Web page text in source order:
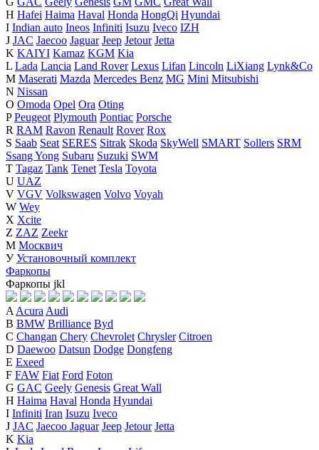
H Hafei Haima Haval Honda HongQi Hyundai
I Indian auto Ineos Infiniti Isuzu Iveco IZH
J JAC Jaecoo Jaguar Jeep Jetour Jetta
K KAIYI Kamaz KGM Kia
L Lada Lancia Land Rover Lexus Lifan Lincoln LiXiang Lynk&Co
M Maserati Mazda Mercedes Benz MG Mini Mitsubishi
N Nissan
O Omoda Opel Ora Oting
P Peugeot Plymouth Pontiac Porsche
R RAM Ravon Renault Rover Rox
S Saab Seat SERES Sitrak Skoda SkyWell SMART Sollers SRM
Ssang Yong Subaru Suzuki SWM
T Tagaz Tank Tenet Tesla Toyota
U UAZ
V VGV Volkswagen Volvo Voyah
W Wey
X Xcite
Z ZAZ Zeekr
М Москвич
У Установочный комплект
Фаркопы
Фаркопы jkl
A Acura Audi
B BMW Brilliance Byd
C Changan Chery Chevrolet Chrysler Citroen
D Daewoo Datsun Dodge Dongfeng
E Exeed
F FAW Fiat Ford Foton
G GAC Geely Genesis Great Wall
H Haima Haval Honda Hyundai
I Infiniti Iran Isuzu Iveco
J JAC Jaecoo Jaguar Jeep Jetour Jetta
K Kia